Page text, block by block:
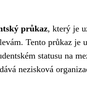
průkaz, který je
Tento průkaz je
statusu na
nezisková